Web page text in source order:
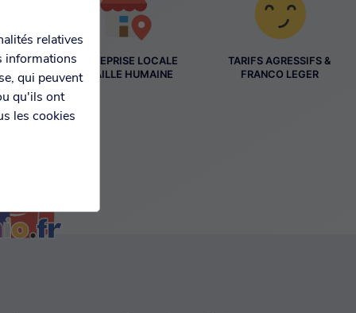
ENTREPRISE LOCALE
À TAILLE HUMAINE
TARIFS AGRESSIFS &
FRANCO LEGER
relatives
informations
qui peuvent
qu'ils ont
les cookies